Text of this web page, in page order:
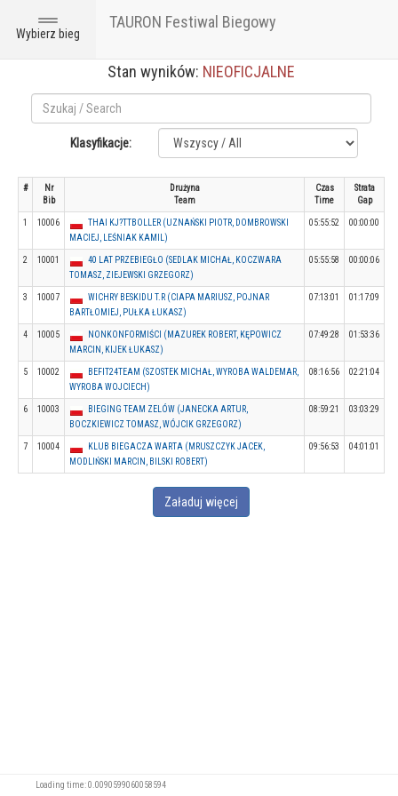
Toggle
navigation
Wybierz bieg
TAURON Festiwal Biegowy
Stan wyników: NIEOFICJALNE
Klasyfikacje:
#
Nr
Bib
Drużyna
Team
Czas
Time
Strata
Gap
1 10006
THAI KJ?TTBOLLER (UZNAŃSKI PIOTR, DOMBROWSKI
MACIEJ, LEŚNIAK KAMIL)
05:55:52 00:00:00
2 10001
40 LAT PRZEBIEGŁO (SEDLAK MICHAŁ, KOCZWARA
TOMASZ, ZIEJEWSKI GRZEGORZ)
05:55:58 00:00:06
3 10007
WICHRY BESKIDU T.R (CIAPA MARIUSZ, POJNAR
BARTŁOMIEJ, PUŁKA ŁUKASZ)
07:13:01 01:17:09
4 10005
NONKONFORMIŚCI (MAZUREK ROBERT, KĘPOWICZ
MARCIN, KIJEK ŁUKASZ)
07:49:28 01:53:36
5 10002
BEFIT24TEAM (SZOSTEK MICHAŁ, WYROBA WALDEMAR,
WYROBA WOJCIECH)
08:16:56 02:21:04
6 10003
BIEGING TEAM ZELÓW (JANECKA ARTUR,
BOCZKIEWICZ TOMASZ, WÓJCIK GRZEGORZ)
08:59:21 03:03:29
7 10004
KLUB BIEGACZA WARTA (MRUSZCZYK JACEK,
MODLIŃSKI MARCIN, BILSKI ROBERT)
09:56:53 04:01:01
Załaduj więcej
Loading time: 0.0090599060058594